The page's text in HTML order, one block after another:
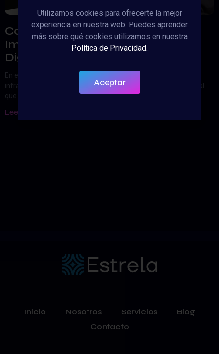
Construyendo el Futuro Digital: La
Importancia de las Infraestructuras
Digitales
En el corazón de la revolución digital se encuentran las
infraestructuras digitales: la columna vertebral invisible pero vital
que sustenta nuestra vida en línea. Desde
Leer Artículo »
Inicio Nosotros Servicios
Blog
Contacto
Utilizamos cookies para ofrecerte la mejor
experiencia en nuestra web. Puedes aprender
más sobre qué cookies utilizamos en nuestra
Política de Privacidad.
Aceptar